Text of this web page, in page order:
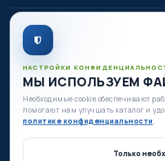
О компании
Личный кабинет
Есть вопросы по оборудованию?
+7 (980) 335-88-88
+7 (495) 664-54-80
НАСТРОЙКИ
МЫ ИСПОЛЬЗУЕМ
Необходимые cookie обеспечивают
помогают нам улучшать каталог и
политике конфиденциальности.
Только